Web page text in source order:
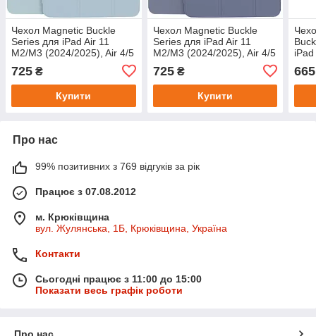
Чехол Magnetic Buckle
Series для iPad Air 11
M2/M3 (2024/2025), Air 4/5
Blue
725 ₴
Купити
Чехол Magnetic Buckle
Series для iPad Air 11
M2/M3 (2024/2025), Air 4/5
10.9" (2020/2022) Heather
725₴
Купити
665
Про нас
99% позитивних з 769 відгуків за рік
Працює з 07.08.2012
м. Крюківщина
вул. Жулянська, 1Б, Крюківщина, Україна
Контакти
Сьогодні працює з 11:00 до 15:00
Показати весь графік роботи
Про нас